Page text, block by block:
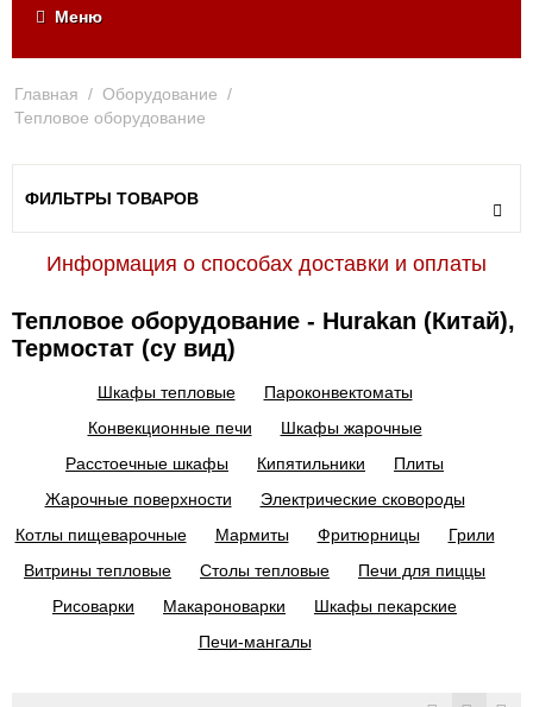
Меню
Главная / Оборудование /
Тепловое оборудование
ФИЛЬТРЫ ТОВАРОВ
Информация о способах доставки и оплаты
Тепловое оборудование - Hurakan (Китай),
Термостат (су вид)
Шкафы тепловые
Пароконвектоматы
Конвекционные печи
Шкафы жарочные
Расстоечные шкафы
Кипятильники
Плиты
Жарочные поверхности
Электрические сковороды
Котлы пищеварочные
Мармиты Фритюрницы
Грили
Витрины тепловые
Столы тепловые
Печи для пиццы
Рисоварки
Макароноварки
Шкафы пекарские
Печи-мангалы